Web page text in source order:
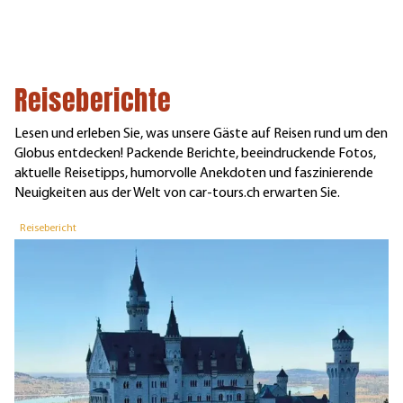
Reiseberichte
Lesen und erleben Sie, was unsere Gäste auf Reisen rund um den
Globus entdecken! Packende Berichte, beeindruckende Fotos,
aktuelle Reisetipps, humorvolle Anekdoten und faszinierende
Neuigkeiten aus der Welt von car-tours.ch erwarten Sie.
Reisebericht